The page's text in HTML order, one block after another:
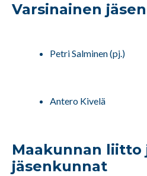
Varsinainen
Petri Salminen (pj.)
Antero Kivelä
Maakunnan liitto
jäsenkunnat